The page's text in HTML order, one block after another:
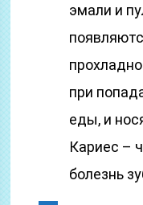
эмали и
при
еды, и
Кариес –
болезнь